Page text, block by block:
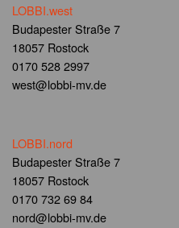
LOBBI.west
Budapester Straße 7
18057 Rostock
0170 528 2997
west@lobbi-mv.de
LOBBI.nord
Budapester Straße 7
18057 Rostock
0170 732 69 84
nord@lobbi-mv.de